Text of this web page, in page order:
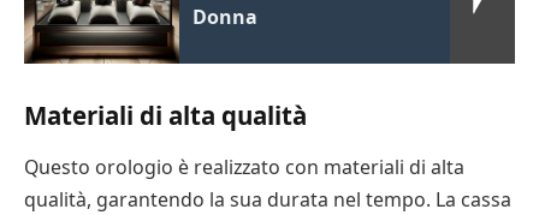
Donna
Materiali di alta qualità
Questo orologio è realizzato con materiali di alta
qualità, garantendo la sua durata nel tempo. La cassa